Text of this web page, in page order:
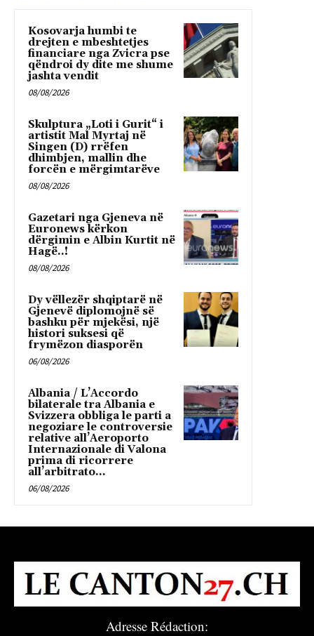
Kosovarja humbi te
drejten e mbeshtetjes
financiare nga Zvicra pse
qëndroi dy dite me shume
jashta vendit
08/08/2026
Skulptura „Loti i Gurit“ i
artistit Mal Myrtaj në
Singen (D) rrëfen
dhimbjen, mallin dhe
forcën e mërgimtarëve
08/08/2026
Gazetari nga Gjeneva në
Euronews kërkon
dërgimin e Albin Kurtit në
Hagë..!
08/08/2026
Dy vëllezër shqiptarë në
Gjenevë diplomojnë së
bashku për mjekësi, një
histori suksesi që
frymëzon diasporën
06/08/2026
Albania / L’Accordo
bilaterale tra Albania e
Svizzera obbliga le parti a
negoziare le controversie
relative all’Aeroporto
Internazionale di Valona
prima di ricorrere
all’arbitrato...
06/08/2026
Adresse Rédaction: